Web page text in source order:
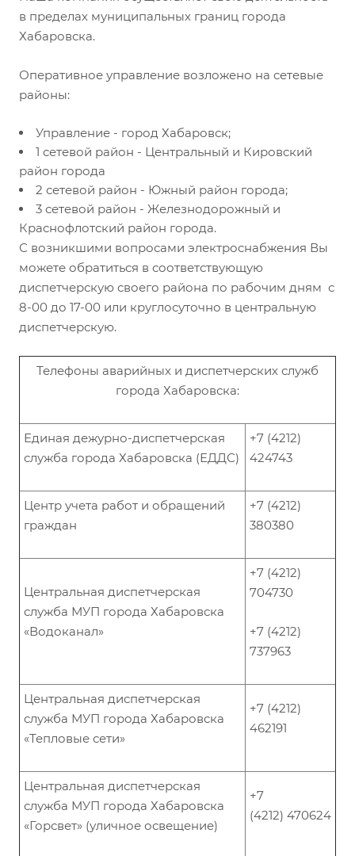
в пределах муниципальных границ города
Хабаровска.
Оперативное управление возложено на сетевые
районы:
Управление - город Хабаровск;
1 сетевой район - Центральный и Кировский
район города
2 сетевой район - Южный район города;
3 сетевой район - Железнодорожный и
Краснофлотский район города.
С возникшими вопросами электроснабжения Вы
можете обратиться в соответствующую
диспетчерскую своего района по рабочим дням с
8-00 до 17-00 или круглосуточно в центральную
диспетчерскую.
Телефоны аварийных и диспетчерских служб
города Хабаровска:
Единая дежурно-диспетчерская
служба города Хабаровска (ЕДДС)
+7 (4212)
424743
Центр учета работ и обращений
граждан
+7 (4212)
380380
Центральная диспетчерская
служба МУП города Хабаровска
«Водоканал»
+7 (4212)
704730
+7 (4212)
737963
Центральная диспетчерская
служба МУП города Хабаровска
«Тепловые сети»
+7 (4212)
462191
Центральная диспетчерская
служба МУП города Хабаровска
«Горсвет» (уличное освещение)
+7
(4212) 470624